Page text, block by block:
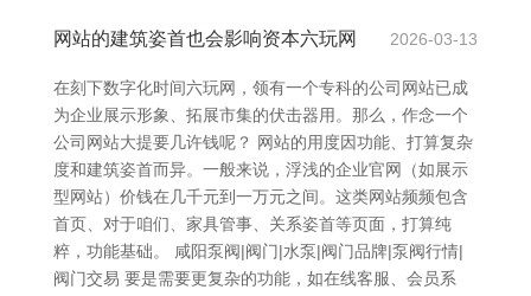
网站的建筑姿首也会影响资本六玩网 2026-03-13
在刻下数字化时间六玩网，领有一个专科的公司网站已成
为企业展示形象、拓展市集的伏击器用。那么，作念一个
公司网站大提要几许钱呢？ 网站的用度因功能、打算复杂
度和建筑姿首而异。一般来说，浮浅的企业官网（如展示
型网站）价钱在几千元到一万元之间。这类网站频频包含
首页、对于咱们、家具管事、关系姿首等页面，打算纯
粹，功能基础。 咸阳泵阀|阀门|水泵|阀门品牌|泵阀行情|
阀门交易 要是需要更复杂的功能，如在线客服、会员系